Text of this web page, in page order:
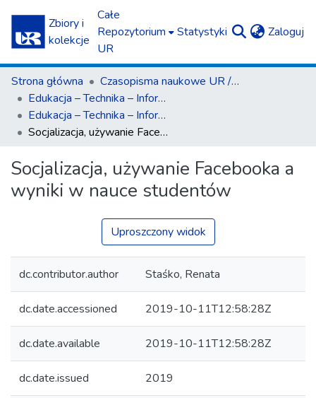
Zbiory i
kolekcje
Całe
Repozytorium
UR
Statystyki Zaloguj
Strona główna
Czasopisma naukowe UR / Scientific Journals
Edukacja – Technika – Informatyka
Edukacja – Technika – Informatyka nr 2(28)2019
Socjalizacja, używanie Facebooka a wyniki w nauce studentów
Socjalizacja, używanie Facebooka a
wyniki w nauce studentów
Uproszczony widok
dc.contributor.author Staśko, Renata
dc.date.accessioned 2019-10-11T12:58:28Z
dc.date.available 2019-10-11T12:58:28Z
dc.date.issued 2019